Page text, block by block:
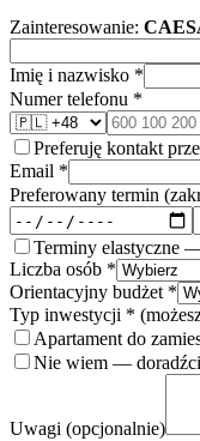
Zainteresowanie:
Imię i nazwisko *
Numer telefonu *
Preferuję kontakt
Email *
Preferowany termin
Terminy elastyczne
Liczba osób *
Orientacyjny budżet *
Typ inwestycji *
Apartament do
Nie wiem —
Uwagi (opcjonalnie)